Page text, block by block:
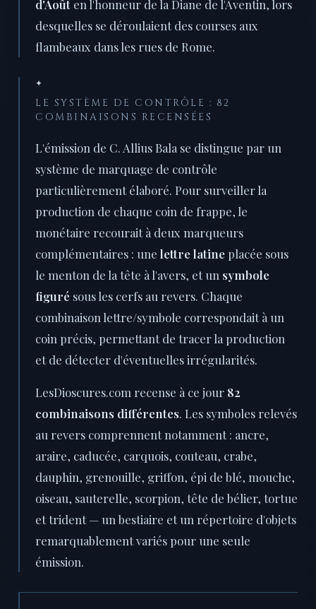
d'Août en l'honneur de la Diane de l'Aventin, lors
desquelles se déroulaient des courses aux
flambeaux dans les rues de Rome.
✦
LE SYSTÈME DE CONTRÔLE : 82
COMBINAISONS RECENSÉES
L'émission de C. Allius Bala se distingue par un
système de marquage de contrôle
particulièrement élaboré. Pour surveiller la
production de chaque coin de frappe, le
monétaire recourait à deux marqueurs
complémentaires : une lettre latine placée sous
le menton de la tête à l'avers, et un symbole
figuré sous les cerfs au revers. Chaque
combinaison lettre/symbole correspondait à un
coin précis, permettant de tracer la production
et de détecter d'éventuelles irrégularités.
LesDioscures.com recense à ce jour 82
combinaisons différentes. Les symboles relevés
au revers comprennent notamment : ancre,
araire, caducée, carquois, couteau, crabe,
dauphin, grenouille, griffon, épi de blé, mouche,
oiseau, sauterelle, scorpion, tête de bélier, tortue
et trident — un bestiaire et un répertoire d'objets
remarquablement variés pour une seule
émission.